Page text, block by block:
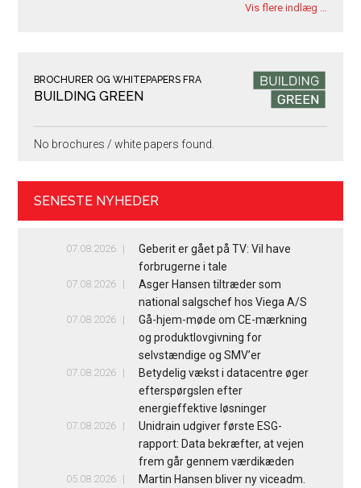
Vis flere indlæg …
BROCHURER OG WHITEPAPERS FRA
BUILDING GREEN
No brochures / white papers found.
SENESTE NYHEDER
07.08.2026
Geberit er gået på TV: Vil have
forbrugerne i tale
07.08.2026
Asger Hansen tiltræder som
national salgschef hos Viega A/S
07.08.2026
Gå-hjem-møde om CE-mærkning
og produktlovgivning for
selvstændige og SMV’er
07.08.2026
Betydelig vækst i datacentre øger
efterspørgslen efter
energieffektive løsninger
07.08.2026
Unidrain udgiver første ESG-
rapport: Data bekræfter, at vejen
frem går gennem værdikæden
05.08.2026
Martin Hansen bliver ny viceadm.